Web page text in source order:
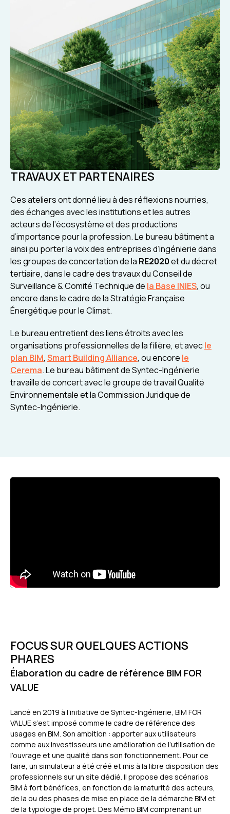
TRAVAUX ET PARTENAIRES
Ces ateliers ont donné lieu à des réflexions nourries,
des échanges avec les institutions et les autres
acteurs de l’écosystème et des productions
d’importance pour la profession. Le bureau bâtiment a
ainsi pu porter la voix des entreprises d’ingénierie dans
les groupes de concertation de la RE2020et du décret
tertiaire, dans le cadre des travaux duConseil de
Surveillance & Comité Technique de la Base INIES, ou
encore dans le cadre de la Stratégie Française
Énergétique pour le Climat.
Le bureau entretient des liens étroits avec les
organisations professionnelles de la filière, et avecle
plan BIM, Smart Building Alliance, ou encore le
Cerema. Le bureau bâtiment de Syntec-Ingénierie
travaille de concert avec le groupe de travail Qualité
Environnementale et la Commission Juridique de
Syntec-Ingénierie.
FOCUS SUR QUELQUES ACTIONS
PHARES
Élaboration du cadre de référence BIM FOR
VALUE
Lancé en 2019 à l’initiative de Syntec-Ingénierie, BIM FOR
VALUE s’est imposé comme le cadre de référence des
usages en BIM. Son ambition : apporter aux utilisateurs
comme aux investisseurs une amélioration de l’utilisation de
l’ouvrage et une qualité dans son fonctionnement. Pour ce
faire, un simulateur a été créé et mis à la libre disposition des
professionnels sur un site dédié. Il propose des scénarios
BIM à fort bénéfices, en fonction de la maturité des acteurs,
de la ou des phases de mise en place de la démarche BIM et
de la typologie de projet. Des Mémo BIM comprenant un